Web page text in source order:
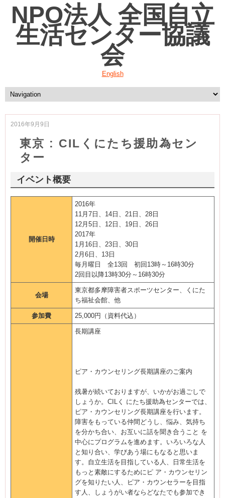
NPO法人 全国自立
生活センター協議
会
English
2016年9月9日
東京 : CILくにたち援助為セン
ター
イベント概要
開催日時
2016年
11月7日、14日、21日、28日
12月5日、12日、19日、26日
2017年
1月16日、23日、30日
2月6日、13日
毎月曜日 全13回 初回13時～16時30分
2回目以降13時30分～16時30分
会場
東京都多摩障害者スポーツセンター、くにた
ち福祉会館、他
参加費 25,000円（資料代込）
長期講座
ピア・カウンセリング長期講座のご案内
残暑が続いておりますが、いかがお過ごしで
しょうか。CILく にたち援助為センターでは、
ピア・カウンセリング長期講座を行います。
障害をもっている仲間どうし、悩み、気持ち
を分かち合い、お互いに話を聞き合うこと を
中心にプログラムを進めます。いろいろな人
と知り合い、学びあう場にもなると思いま
す。自立生活を目指している人、日常生活を
もっと素敵にするためにピ ア・カウンセリン
グを知りたい人、ピア・カウンセラーを目指
す人、しょうがい者ならどなたでも参加でき